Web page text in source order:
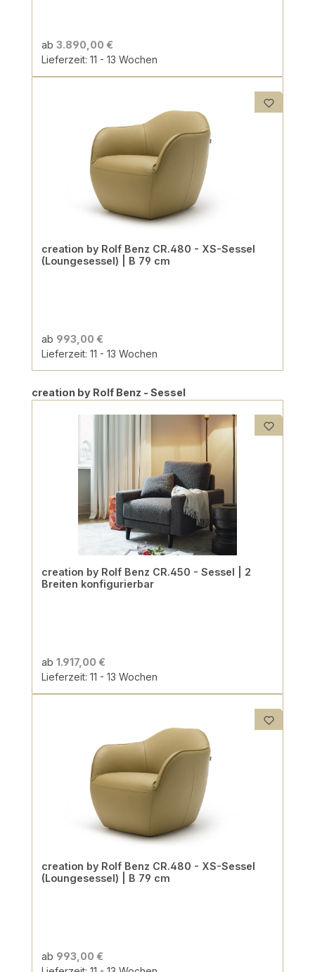
ab 3.890,00 €
Lieferzeit: 11 - 13 Wochen
creation by Rolf Benz CR.480 - XS-Sessel
(Loungesessel) | B 79 cm
ab 993,00 €
Lieferzeit: 11 - 13 Wochen
Produktgalerie überspringen
creation by Rolf Benz - Sessel
creation by Rolf Benz CR.450 - Sessel | 2
Breiten konfigurierbar
ab 1.917,00 €
Lieferzeit: 11 - 13 Wochen
creation by Rolf Benz CR.480 - XS-Sessel
(Loungesessel) | B 79 cm
ab 993,00 €